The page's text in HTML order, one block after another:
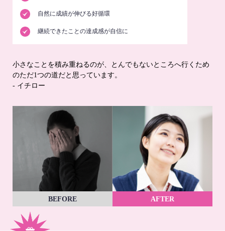
自然に成績が伸びる好循環
継続できたことの達成感が自信に
小さなことを積み重ねるのが、とんでもないところへ行くため
のただ1つの道だと思っています。
- イチロー
BEFORE AFTER